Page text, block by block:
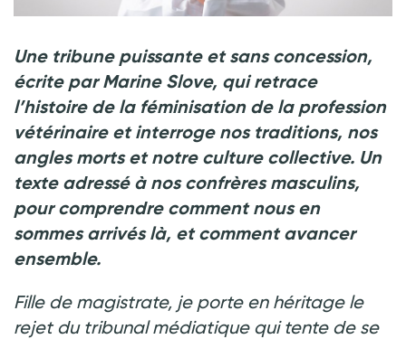
Crédit photo @ Prostock-studio - Shutterstock.com
Une tribune puissante et sans concession,
écrite par Marine Slove, qui retrace
l’histoire de la féminisation de la profession
vétérinaire et interroge nos traditions, nos
angles morts et notre culture collective. Un
texte adressé à nos confrères masculins,
pour comprendre comment nous en
sommes arrivés là, et comment avancer
ensemble.
Fille de magistrate, je porte en héritage le
rejet du tribunal médiatique qui tente de se